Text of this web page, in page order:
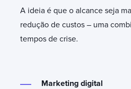
A ideia é que o alcance seja
redução de custos – uma
tempos de crise.
Marketing digital